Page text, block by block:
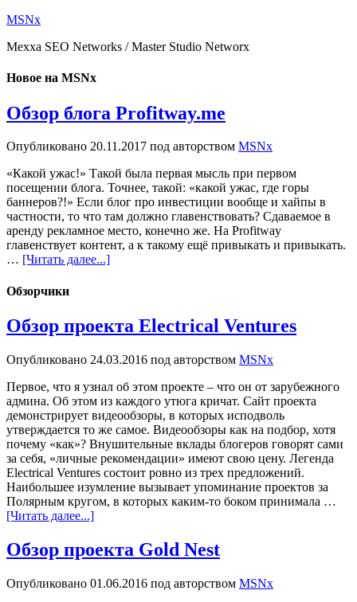
MSNx
Mexxa SEO Networks / Master Studio Networx
Новое на MSNx
Обзор блога Profitway.me
Опубликовано 20.11.2017 под авторством MSNx
«Какой ужас!» Такой была первая мысль при первом
посещении блога. Точнее, такой: «какой ужас, где горы
баннеров?!» Если блог про инвестиции вообще и хайпы в
частности, то что там должно главенствовать? Сдаваемое в
аренду рекламное место, конечно же. На Profitway
главенствует контент, а к такому ещё привыкать и привыкать.
… [Читать далее...]
Обзорчики
Обзор проекта Electrical Ventures
Опубликовано 24.03.2016 под авторством MSNx
Первое, что я узнал об этом проекте – что он от зарубежного
админа. Об этом из каждого утюга кричат. Сайт проекта
демонстрирует видеообзоры, в которых исподволь
утверждается то же самое. Видеообзоры как на подбор, хотя
почему «как»? Внушительные вклады блогеров говорят сами
за себя, «личные рекомендации» имеют свою цену. Легенда
Electrical Ventures состоит ровно из трех предложений.
Наибольшее изумление вызывает упоминание проектов за
Полярным кругом, в которых каким-то боком принимала …
[Читать далее...]
Обзор проекта Gold Nest
Опубликовано 01.06.2016 под авторством MSNx